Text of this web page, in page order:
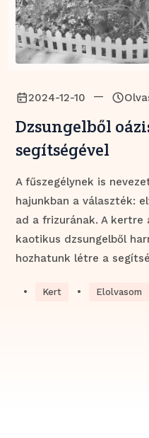
2024-12-10 —
Dzsungelből
segítségével
A fűszegélynek is
hajunkban a választék:
ad a frizurának. A kertre
kaotikus dzsungelből
hozhatunk létre a
• Kert • Elolvasom